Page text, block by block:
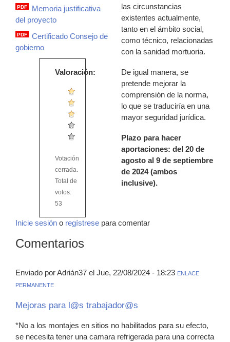
memoriacpd.sanidadmortuoria.pdf
PDF
Memoria justificativa
del proyecto
acuerdo_consejo_gob.pdf
PDF
Certificado Consejo de
gobierno
Valoración:
Votación
cerrada.
Total de
votos:
53
las circunstancias
existentes actualmente,
tanto en el ámbito social,
como técnico, relacionadas
con la sanidad mortuoria.
De igual manera, se
pretende mejorar la
comprensión de la norma,
lo que se traduciría en una
mayor seguridad jurídica.
Plazo para hacer
aportaciones: del 20 de
agosto al 9 de septiembre
de 2024 (ambos
inclusive).
Inicie sesión o regístrese para comentar
Comentarios
Enviado por Adrián37 el Jue, 22/08/2024 - 18:23 ENLACE
PERMANENTE
Mejoras para l@s trabajador@s
*No a los montajes en sitios no habilitados para su efecto,
se necesita tener una camara refrigerada para una correcta